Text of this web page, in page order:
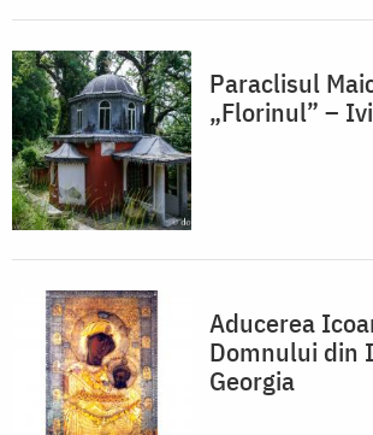
Paraclisul
„Florinul” –
Aducerea
Domnului din
Georgia